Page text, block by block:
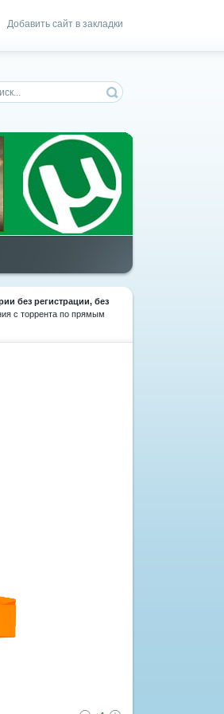
Добавить сайт в закладки
без регистрации, без
с торрента по прямым